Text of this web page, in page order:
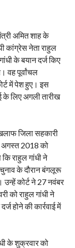
अमित शाह के
कांग्रेस नेता राहुल
के बयान दर्ज किए
वह पूर्वांचल
में पेश हुए। इस
के लिए अगली तारीख
जिला सहकारी
अगस्त 2018 को
राहुल गांधी ने
के दौरान बंगलूरू
कोर्ट ने 27 नवंबर
को राहुल गांधी ने
होने की कार्रवाई में
के शुक्रवार को